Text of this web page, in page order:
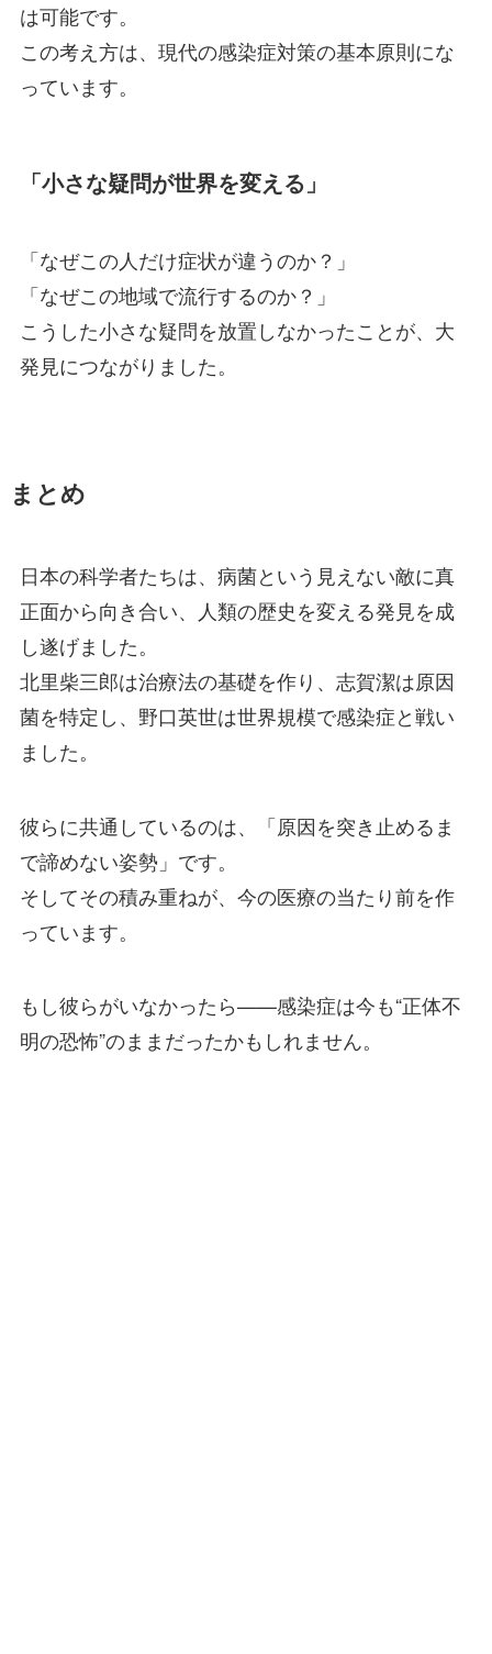
は可能です。
この考え方は、現代の感染症対策の基本原則にな
っています。
「小さな疑問が世界を変える」
「なぜこの人だけ症状が違うのか？」
「なぜこの地域で流行するのか？」
こうした小さな疑問を放置しなかったことが、大
発見につながりました。
まとめ
日本の科学者たちは、病菌という見えない敵に真
正面から向き合い、人類の歴史を変える発見を成
し遂げました。
北里柴三郎は治療法の基礎を作り、志賀潔は原因
菌を特定し、野口英世は世界規模で感染症と戦い
ました。
彼らに共通しているのは、「原因を突き止めるま
で諦めない姿勢」です。
そしてその積み重ねが、今の医療の当たり前を作
っています。
もし彼らがいなかったら——感染症は今も“正体不
明の恐怖”のままだったかもしれません。